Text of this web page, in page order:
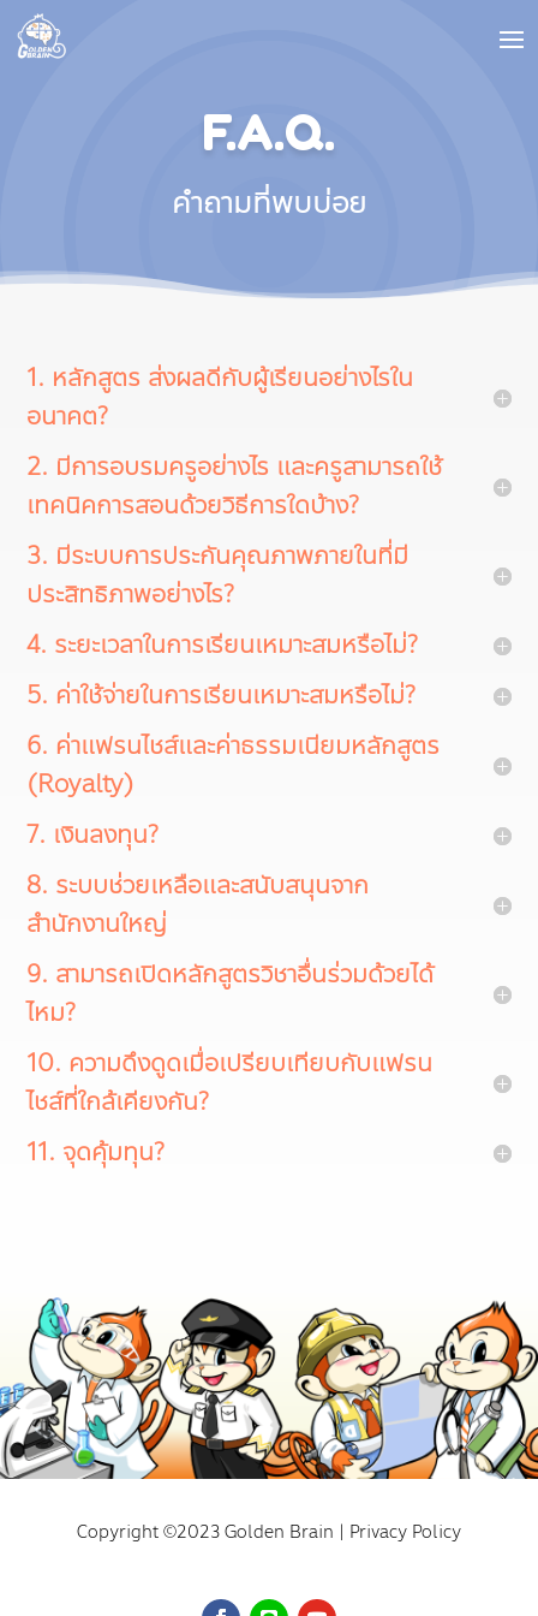
F.A.Q.
คำถามที่พบบ่อย
1. หลักสูตร ส่งผลดีกับผู้เรียนอย่างไรใน
อนาคต?
2. มีการอบรมครูอย่างไร และครูสามารถใช้
เทคนิคการสอนด้วยวิธีการใดบ้าง?
3. มีระบบการประกันคุณภาพภายในที่มี
ประสิทธิภาพอย่างไร?
4. ระยะเวลาในการเรียนเหมาะสมหรือไม่?
5. ค่าใช้จ่ายในการเรียนเหมาะสมหรือไม่?
6. ค่าแฟรนไชส์และค่าธรรมเนียมหลักสูตร
(Royalty)
7. เงินลงทุน?
8. ระบบช่วยเหลือและสนับสนุนจาก
สำนักงานใหญ่
9. สามารถเปิดหลักสูตรวิชาอื่นร่วมด้วยได้
ไหม?
10. ความดึงดูดเมื่อเปรียบเทียบกับแฟรน
ไชส์ที่ใกล้เคียงกัน?
11. จุดคุ้มทุน?
Copyright ©2023 Golden Brain | Privacy Policy